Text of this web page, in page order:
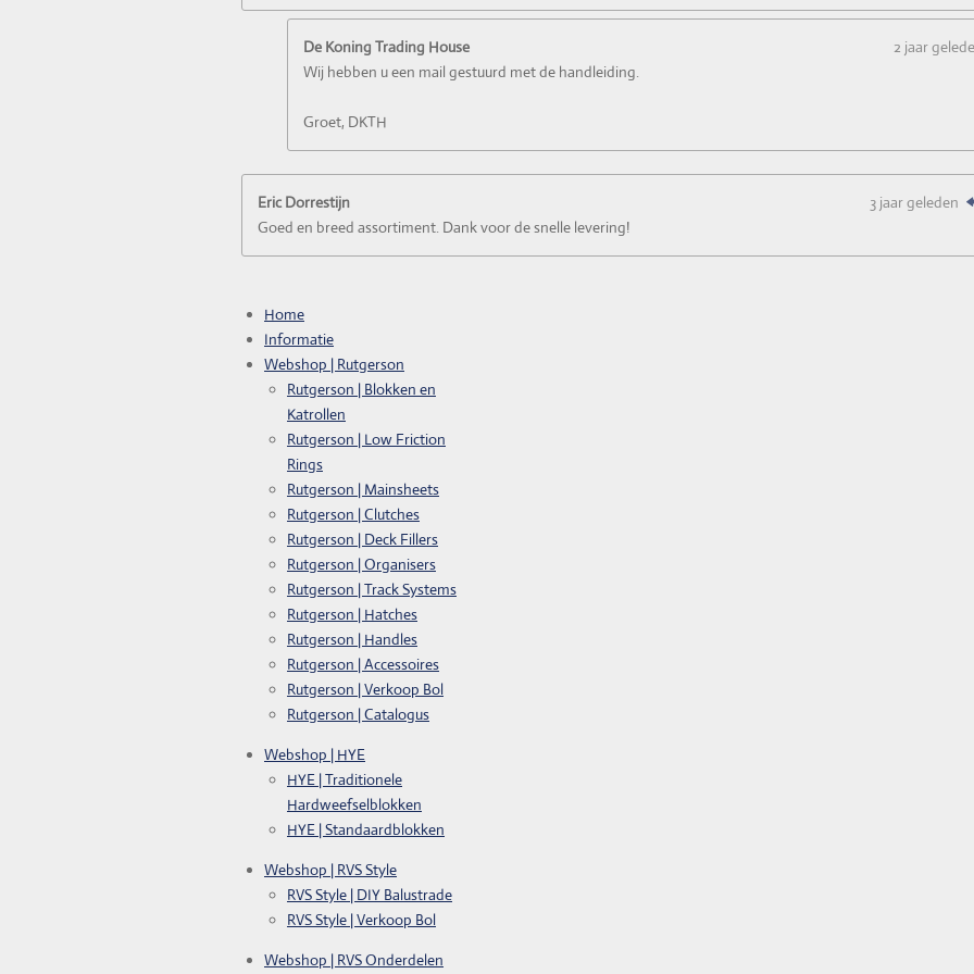
De Koning Trading House
2 jaar
Wij hebben u een mail gestuurd met de handleiding.
Groet, DKTH
Eric Dorrestijn
3 jaar geleden
Goed en breed assortiment. Dank voor de snelle levering!
Home
Informatie
Webshop | Rutgerson
Rutgerson | Blokken en
Katrollen
Rutgerson | Low Friction
Rings
Rutgerson | Mainsheets
Rutgerson | Clutches
Rutgerson | Deck Fillers
Rutgerson | Organisers
Rutgerson | Track Systems
Rutgerson | Hatches
Rutgerson | Handles
Rutgerson | Accessoires
Rutgerson | Verkoop Bol
Rutgerson | Catalogus
Webshop | HYE
HYE | Traditionele
Hardweefselblokken
HYE | Standaardblokken
Webshop | RVS Style
RVS Style | DIY Balustrade
RVS Style | Verkoop Bol
Webshop | RVS Onderdelen